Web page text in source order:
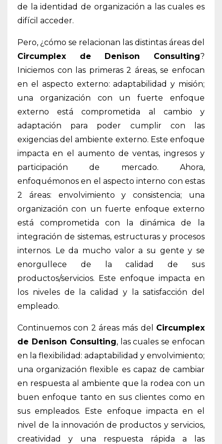
de la identidad de organización a las cuales es
difícil acceder.
Pero, ¿cómo se relacionan las distintas áreas del
Circumplex de Denison Consulting?
Iniciemos con las primeras 2 áreas, se enfocan
en el aspecto externo: adaptabilidad y misión;
una organización con un fuerte enfoque
externo está comprometida al cambio y
adaptación para poder cumplir con las
exigencias del ambiente externo. Este enfoque
impacta en el aumento de ventas, ingresos y
participación de mercado. Ahora,
enfoquémonos en el aspecto interno con estas
2 áreas: envolvimiento y consistencia; una
organización con un fuerte enfoque externo
está comprometida con la dinámica de la
integración de sistemas, estructuras y procesos
internos. Le da mucho valor a su gente y se
enorgullece de la calidad de sus
productos/servicios. Este enfoque impacta en
los niveles de la calidad y la satisfacción del
empleado.
Continuemos con 2 áreas más del Circumplex
de Denison Consulting, las cuales se enfocan
en la flexibilidad: adaptabilidad y envolvimiento;
una organización flexible es capaz de cambiar
en respuesta al ambiente que la rodea con un
buen enfoque tanto en sus clientes como en
sus empleados. Este enfoque impacta en el
nivel de la innovación de productos y servicios,
creatividad y una respuesta rápida a las